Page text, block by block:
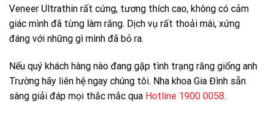
Veneer Ultrathin rất cứng, tương thích cao, không có cảm
giác mình đã từng làm răng. Dịch vụ rất thoải mái, xứng
đáng với những gì mình đã bỏ ra.
Nếu quý khách hàng nào đang gặp tình trạng răng giống anh
Trường hãy liên hệ ngay chúng tôi. Nha khoa Gia Đình sẵn
sàng giải đáp mọi thắc mắc qua Hotline 1900 0058.